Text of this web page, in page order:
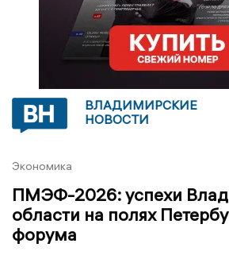
ВЛАДИМИРСКИЕ
НОВОСТИ
Экономика
ПМЭФ-2026: успехи
области на полях
форума